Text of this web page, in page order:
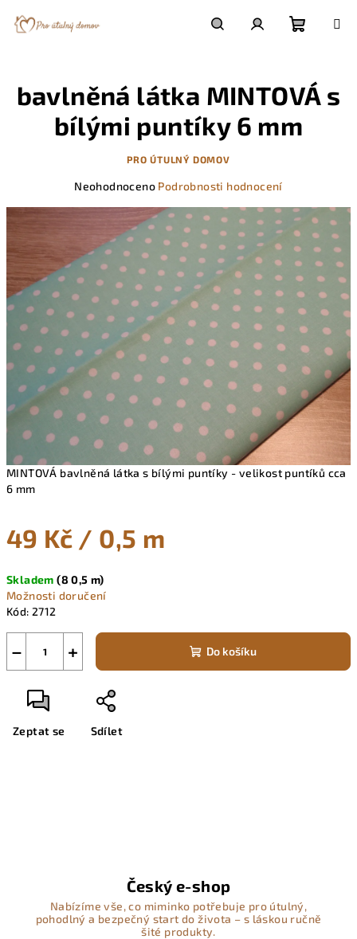
košík
MINTOVÁ bavlněná látka s bílými puntíky - velikost puntíků cca
6 mm
49 Kč / 0,5 m
cena:
Skladem(8 0,5 m)
Možnosti doručení
Kód: 2712
+
− Do košíku
Zeptat se Sdílet
bavlněná látka MINTOVÁ s
bílými puntíky 6 mm
PRO ÚTULNÝ DOMOV
Průměrné
produktu
0,0
z
5
hvězdiček.
Neohodnoceno Podrobnosti hodnocení
Český e-shop
Nabízíme vše, co miminko potřebuje pro útulný,
pohodlný a bezpečný start do života – s láskou ručně
šité produkty.